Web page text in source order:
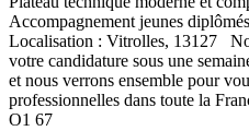
Accompagnement jeunes
Localisation : Vitrolles, 13127
votre candidature sous une
et nous verrons ensemble pour
professionnelles dans toute la
O1 67